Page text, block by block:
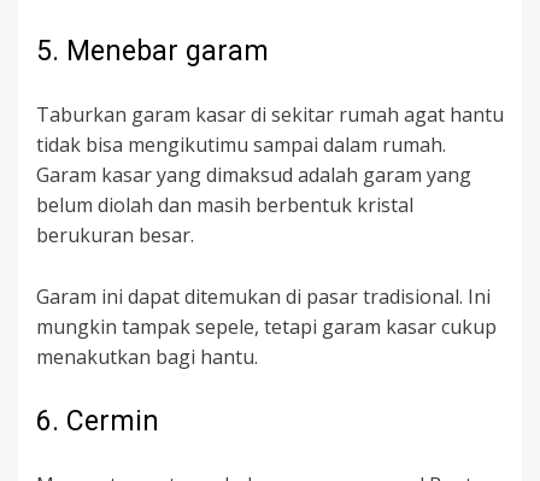
5. Menebar garam
Taburkan garam kasar di sekitar rumah agat hantu
tidak bisa mengikutimu sampai dalam rumah.
Garam kasar yang dimaksud adalah garam yang
belum diolah dan masih berbentuk kristal
berukuran besar.
Garam ini dapat ditemukan di pasar tradisional. Ini
mungkin tampak sepele, tetapi garam kasar cukup
menakutkan bagi hantu.
6. Cermin